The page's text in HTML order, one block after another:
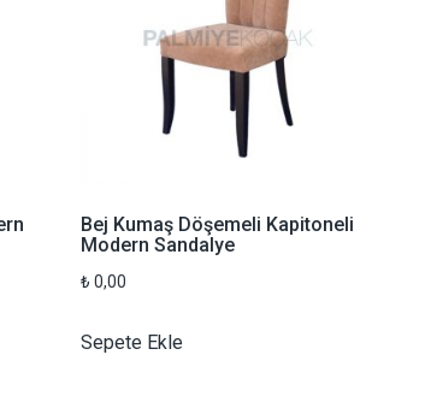
Bej Kumaş Döşemeli Kapitoneli
Modern Sandalye
₺ 0,00
Sepete Ekle